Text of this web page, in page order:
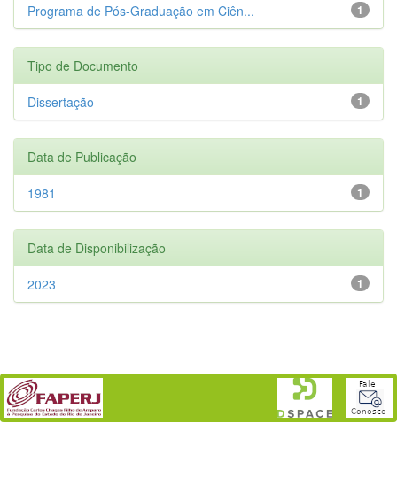
1
Programa de Pós-Graduação em Ciên...
Tipo de Documento
1
Dissertação
Data de Publicação
1
1981
Data de Disponibilização
1
2023